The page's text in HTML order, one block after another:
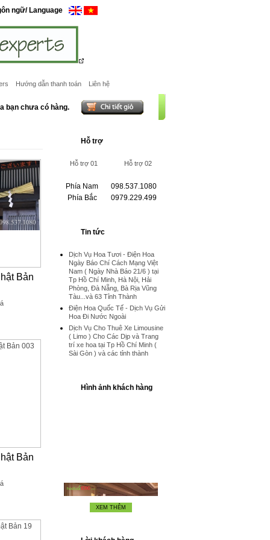
ngữ/ Language
Hướng dẫn thanh toán Liên hệ
bạn chưa có hàng.
Bản
Bản
Hỗ trợ
Hỗ trợ 01 Hỗ trợ 02
Phía Nam
098.537.1080
Phía Bắc
0979.229.499
Tin tức
Dịch Vụ Hoa Tươi - Điện Hoa
Ngày Báo Chí Cách Mạng Việt
Nam ( Ngày Nhà Báo 21/6 ) tại
Tp Hồ Chí Minh, Hà Nội, Hải
Phòng, Đà Nẵng, Bà Rịa Vũng
Tàu...và 63 Tỉnh Thành
Điện Hoa Quốc Tế - Dịch Vụ Gửi
Hoa Đi Nước Ngoài
Dịch Vụ Cho Thuê Xe Limousine
( Limo ) Cho Các Dịp và Trang
trí xe hoa tại Tp Hồ Chí Minh (
Sài Gòn ) và các tỉnh thành
Hình ảnh khách hàng
XEM THÊM